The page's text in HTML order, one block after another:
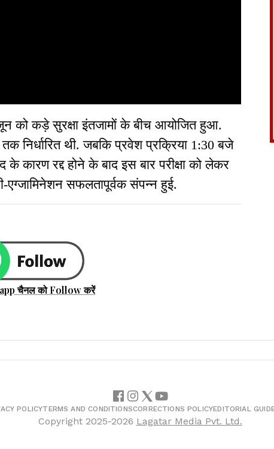
को कड़े सुरक्षा इंतजामों के बीच आयोजित हुआ.
निर्धारित थी. जबकि प्रवेश प्रक्रिया 1:30 बजे
के कारण रद्द होने के बाद इस बार परीक्षा को लेकर
एग्जामिनेशन सफलतापूर्वक संपन्न हुई.
चैनल को Follow करें
POLICYTERMS AND CONDITIONSCORRECTIONS POLICYEDITORIAL
Copyright 2025-2026 Lagatar Media Pvt. Ltd.